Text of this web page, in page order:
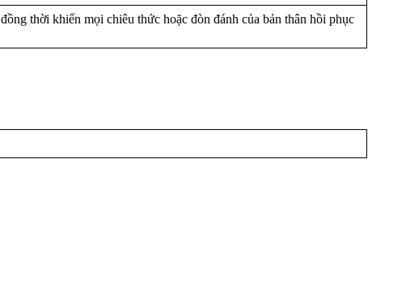
thời khiến mọi chiêu thức hoặc đòn đánh của bản thân hồi phục